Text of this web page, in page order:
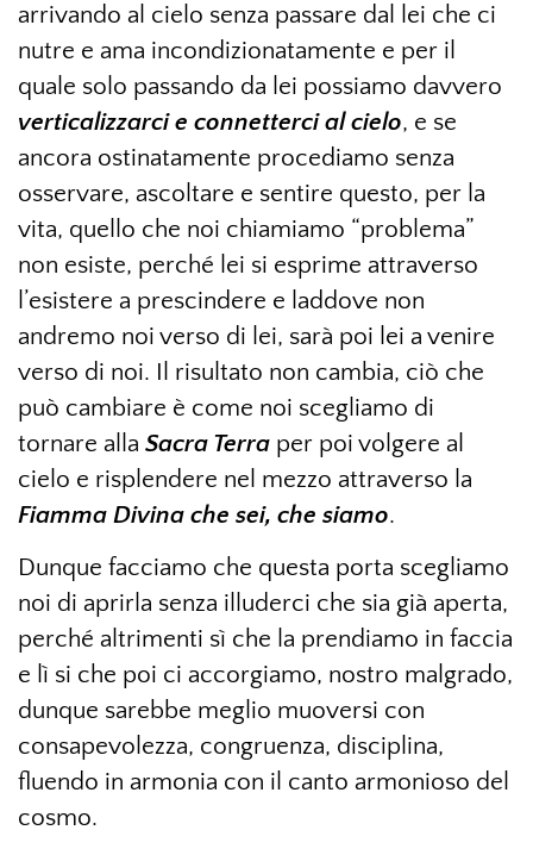
arrivando al cielo senza passare dal lei che ci
nutre e ama incondizionatamente e per il
quale solo passando da lei possiamo davvero
verticalizzarci e connetterci al cielo, e se
ancora ostinatamente procediamo senza
osservare, ascoltare e sentire questo, per la
vita, quello che noi chiamiamo “problema”
non esiste, perché lei si esprime attraverso
l’esistere a prescindere e laddove non
andremo noi verso di lei, sarà poi lei a venire
verso di noi. Il risultato non cambia, ciò che
può cambiare è come noi scegliamo di
tornare alla Sacra Terra per poi volgere al
cielo e risplendere nel mezzo attraverso la
Fiamma Divina che sei, che siamo.
Dunque facciamo che questa porta scegliamo
noi di aprirla senza illuderci che sia già aperta,
perché altrimenti sì che la prendiamo in faccia
e lì si che poi ci accorgiamo, nostro malgrado,
dunque sarebbe meglio muoversi con
consapevolezza, congruenza, disciplina,
fluendo in armonia con il canto armonioso del
cosmo.